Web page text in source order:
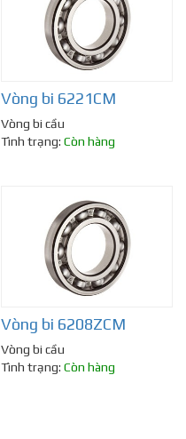
Vòng bi 6221CM
Vòng bi cầu
Tình trạng: Còn hàng
Vòng bi 6208ZCM
Vòng bi cầu
Tình trạng: Còn hàng